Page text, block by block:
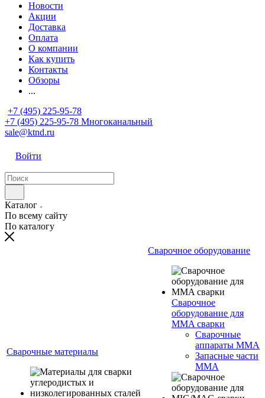
Новости
Акции
Доставка
Оплата
О компании
Как купить
Контакты
Обзоры
...
+7 (495) 225-95-78
+7 (495) 225-95-78 Многоканальный
sale@ktnd.ru
Войти
Каталог
По всему сайту
По каталогу
Сварочные материалы
Сварочное оборудование
Сварочное
оборудование для
MMA сварки
Сварочные
аппараты MMA
Запасные части
MMA